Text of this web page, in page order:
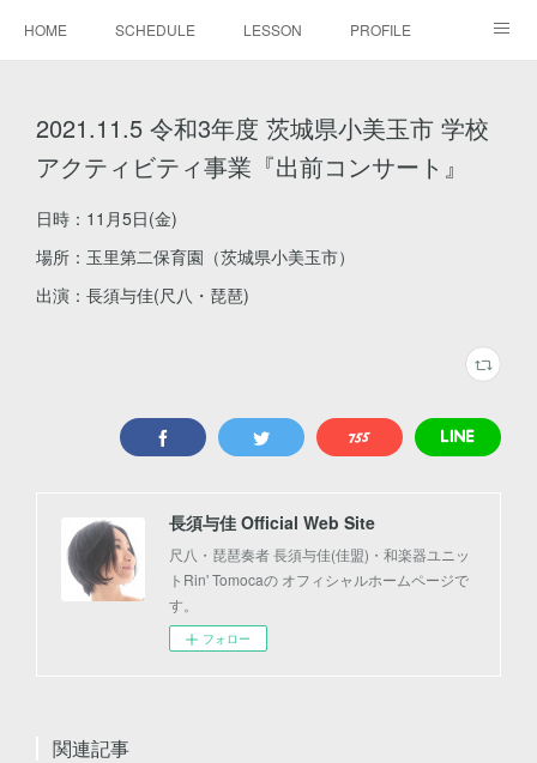
HOME SCHEDULE LESSON PROFILE
2021.11.5 令和3年度 茨城県小美玉市 学校
アクティビティ事業『出前コンサート』
日時：11月5日(金)
場所：玉里第二保育園（茨城県小美玉市）
出演：長須与佳(尺八・琵琶)
長須与佳 Official Web Site
尺八・琵琶奏者 長須与佳(佳盟)・和楽器ユニッ
トRin' Tomocaの オフィシャルホームページで
す。
フォロー
関連記事